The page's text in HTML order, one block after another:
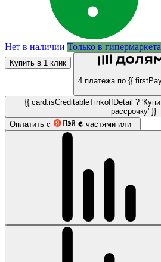
Нет в наличии Только в
Купить в 1 клик
4 платежа по {{
{{ card.isCreditableTinkoffDetail ?
рассрочку' }}
Оплатить с
частями или